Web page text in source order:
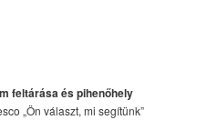
feltárása és pihenőhely
„Ön választ, mi segítünk”